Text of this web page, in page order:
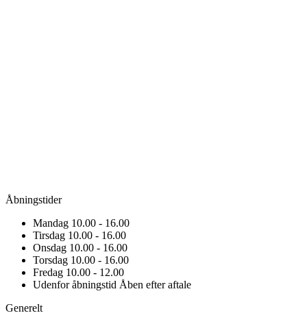
Åbningstider
Mandag 10.00 - 16.00
Tirsdag 10.00 - 16.00
Onsdag 10.00 - 16.00
Torsdag 10.00 - 16.00
Fredag 10.00 - 12.00
Udenfor åbningstid Åben efter aftale
Generelt